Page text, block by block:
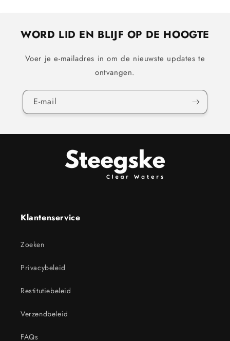
WORD LID EN BLIJF OP DE HOOGTE
Voer je e-mailadres in om de nieuwste updates te
ontvangen.
E‑mail
Klantenservice
Zoeken
Privacybeleid
Restitutiebeleid
Verzendbeleid
FAQs